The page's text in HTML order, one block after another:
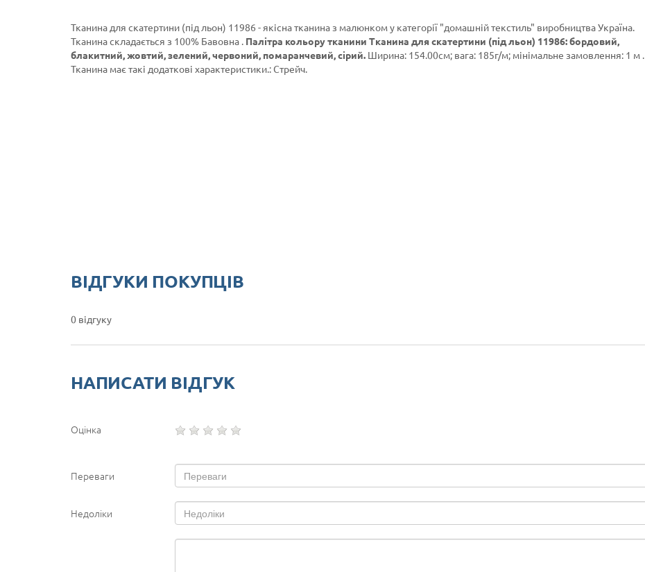
Тканина для скатертини (під льон) 11986 - якісна тканина з малюнком у категорії "домашній текстиль" виробництва Україна.
Тканина складається з 100% Бавовна . Палітра кольору тканини Тканина для скатертини (під льон) 11986: бордовий,
блакитний, жовтий, зелений, червоний, помаранчевий, сірий. Ширина: 154.00см; вага: 185г/м; мінімальне замовлення: 1 м .
Тканина має такі додаткові характеристики.: Стрейч.
ВІДГУКИ ПОКУПЦІВ
0 відгуку
НАПИСАТИ ВІДГУК
Оцінка
Переваги
Недоліки